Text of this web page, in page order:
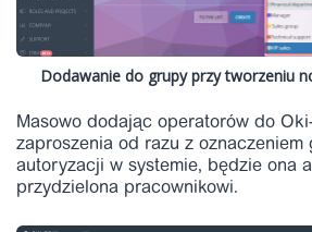
Dodawanie do grupy przy tworzeniu
Masowo dodając operatorów do
zaproszenia od razu z oznaczeniem
autoryzacji w systemie, będzie ona
przydzielona pracownikowi.